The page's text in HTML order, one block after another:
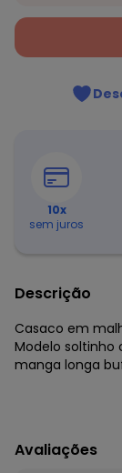
Ganhe 19% OFF
QUINTESS19.
10x
sem juros
Descrição
Casaco em
Modelo soltinho
manga longa
Quintess -
Modelagem: Solto
Comprimento
Avaliações